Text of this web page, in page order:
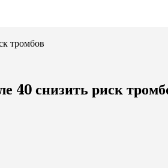
тромбов
40 снизить риск